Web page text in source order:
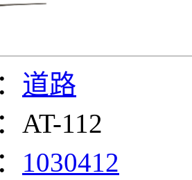
道路
AT-112
1030412